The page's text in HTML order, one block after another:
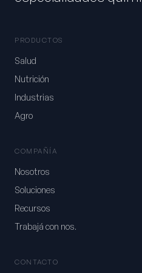
PRODUCTOS
Salud
Nutrición
Industrias
Agro
COMPAÑÍA
Nosotros
Soluciones
Recursos
Trabajá con nos.
CONTACTO